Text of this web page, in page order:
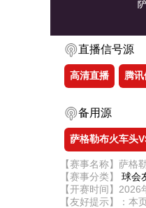
直播信号源
高清直播 腾
备用源
萨格勒布火车头
【赛事名称】萨格
【赛事分类】 球会
【开赛时间】
【友好提示】：